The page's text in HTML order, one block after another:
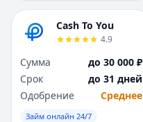
Cash To You
4.9
Сумма
до 30 000 ₽
Срок
до 31 дней
Одобрение
Среднее
Займ онлайн 24/7